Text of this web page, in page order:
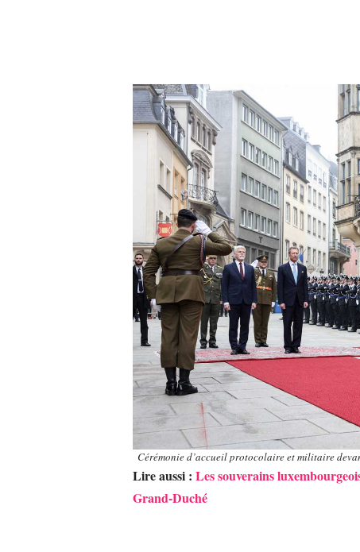
Cérémonie d’accueil protocolaire et militaire
Lire aussi : Les souverains
Grand-Duché